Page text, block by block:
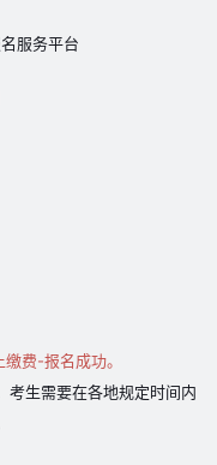
服务平台
费-报名成功。
考生需要在各地规定时间内